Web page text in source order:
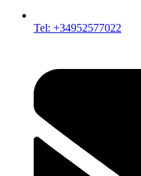
Tel: +34952577022